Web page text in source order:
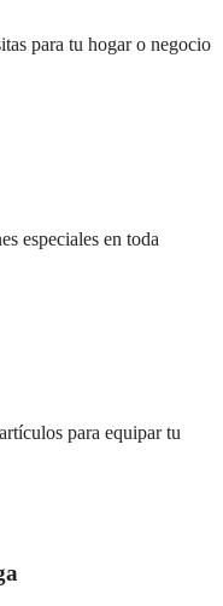
para tu hogar o negocio
especiales en toda
para equipar tu